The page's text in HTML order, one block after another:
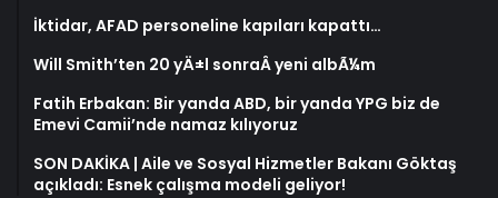
İktidar, AFAD personeline kapıları kapattı…
Will Smith’ten 20 yÄ±l sonraÂ yeni albÃ¼m
Fatih Erbakan: Bir yanda ABD, bir yanda YPG biz de
Emevi Camii’nde namaz kılıyoruz
SON DAKİKA | Aile ve Sosyal Hizmetler Bakanı Göktaş
açıkladı: Esnek çalışma modeli geliyor!